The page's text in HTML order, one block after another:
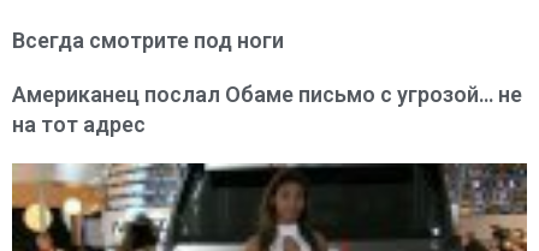
Всегда смотрите под ноги
Американец послал Обаме письмо с угрозой… не
на тот адрес